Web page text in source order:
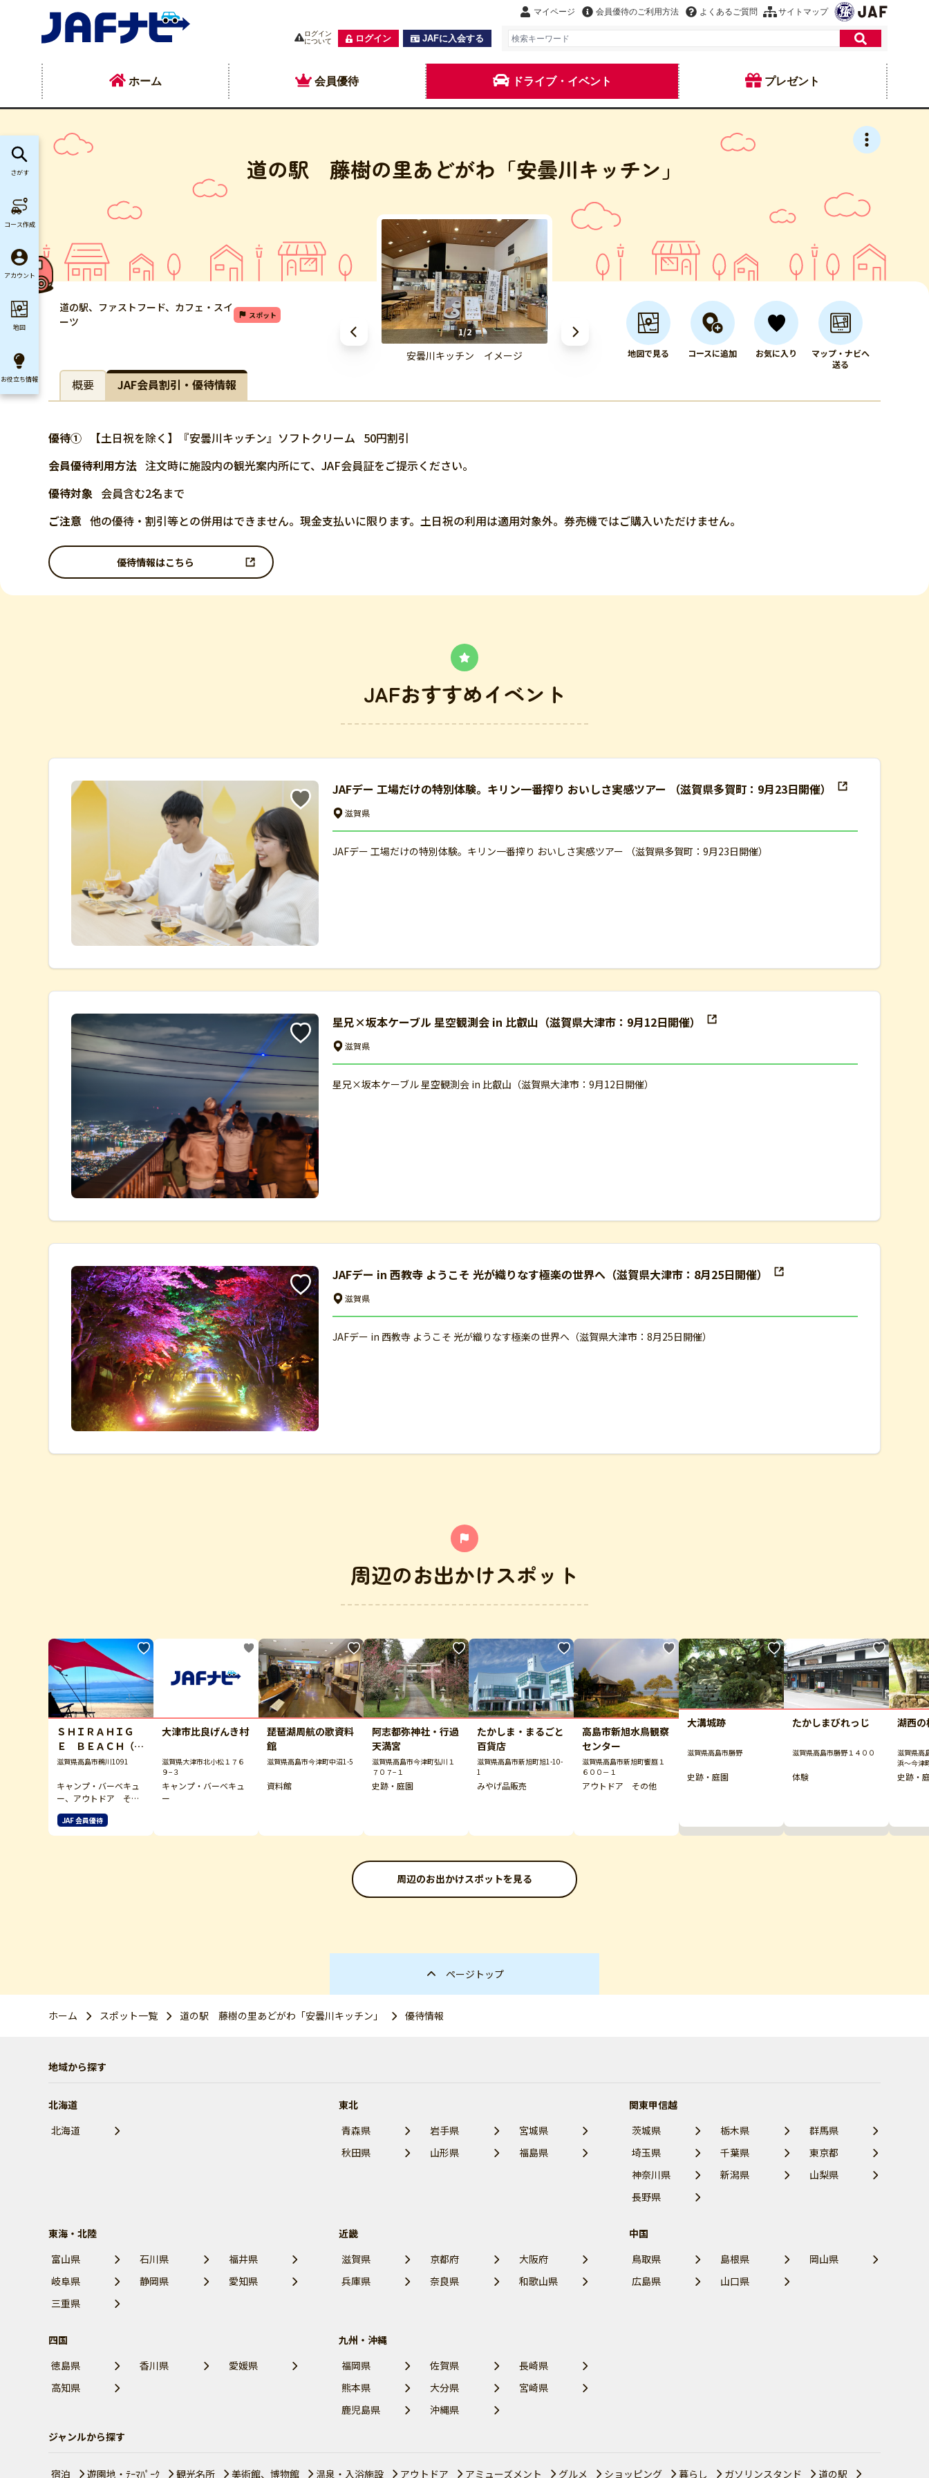
マイページ 会員優待のご利用方法 よくあるご質問 サイトマップ
ログイン
について
ログイン JAFに入会する
ホーム 会員優待 ドライブ・イベント プレゼント
道の駅 藤樹の里あどがわ「安曇川キッチン」
1/2
安曇川キッチン イメージ
道の駅、ファストフード、カフェ・スイ
ーツ
スポット
地図で見る コースに追加 お気に入り
マップ・ナビへ
送る
概要 JAF会員割引・優待情報
優待① 【土日祝を除く】『安曇川キッチン』ソフトクリーム 50円割引
会員優待利用方法 注文時に施設内の観光案内所にて、JAF会員証をご提示ください。
優待対象 会員含む2名まで
ご注意 他の優待・割引等との併用はできません。現金支払いに限ります。土日祝の利用は適用対象外。券売機ではご購入いただけません。
優待情報はこちら
JAFおすすめイベント
JAFデー 工場だけの特別体験。キリン一番搾り おいしさ実感ツアー （滋賀県多賀町：9月23日開催）
滋賀県
JAFデー 工場だけの特別体験。キリン一番搾り おいしさ実感ツアー （滋賀県多賀町：9月23日開催）
星兄×坂本ケーブル 星空観測会 in 比叡山（滋賀県大津市：9月12日開催）
滋賀県
星兄×坂本ケーブル 星空観測会 in 比叡山（滋賀県大津市：9月12日開催）
JAFデー in 西教寺 ようこそ 光が織りなす極楽の世界へ（滋賀県大津市：8月25日開催）
滋賀県
JAFデー in 西教寺 ようこそ 光が織りなす極楽の世界へ（滋賀県大津市：8月25日開催）
周辺のお出かけスポット
ＳＨＩＲＡＨＩＧ
Ｅ ＢＥＡＣＨ（白
ひげビーチ）
滋賀県高島市鵜川1091
キャンプ・バーベキュ
ー、アウトドア その
JAF 会員優待
大津市比良げんき村
滋賀県大津市北小松１７６
９−３
キャンプ・バーベキュ
ー
琵琶湖周航の歌資料
館
滋賀県高島市今津町中沼1-5
資料館
阿志都弥神社・行過
天満宮
滋賀県高島市今津町弘川１
７０７−１
史跡・庭園
たかしま・まるごと
百貨店
滋賀県高島市新旭町旭1-10-
1
みやげ品販売
高島市新旭水鳥観察
センター
滋賀県高島市新旭町饗庭１
６００－１
アウトドア その他
大溝城跡
滋賀県高島市勝野
史跡・庭園
たかしまびれっじ
滋賀県高島市勝野１４００
体験
湖西の
滋賀県高
浜～今津
史跡・
周辺のお出かけスポットを見る
ページトップ
ホーム スポット一覧 道の駅 藤樹の里あどがわ「安曇川キッチン」 優待情報
地域から探す
北海道
北海道
東北
青森県
岩手県
宮城県
秋田県
山形県 福島県
関東甲信越
茨城県
栃木県
群馬県
埼玉県
千葉県
東京都
神奈川県
新潟県
山梨県
長野県
東海・北陸
富山県
石川県
福井県
岐阜県
静岡県
愛知県
三重県
近畿
滋賀県
京都府
大阪府
兵庫県
奈良県 和歌山県
中国
鳥取県
島根県
岡山県
広島県
山口県
四国
徳島県
香川県
愛媛県
高知県
九州・沖縄
福岡県
佐賀県
長崎県
熊本県
大分県
宮崎県
鹿児島県
沖縄県
ジャンルから探す
宿泊 遊園地・ﾃｰﾏﾊﾟｰｸ 観光名所 美術館、博物館 温泉・入浴施設 アウトドア アミューズメント グルメ ショッピング 暮らし ガソリンスタンド 道の駅
さがす
コース作成
アカウント
地図
お役立ち情報